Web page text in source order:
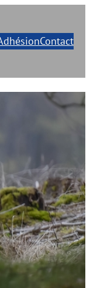
Contact